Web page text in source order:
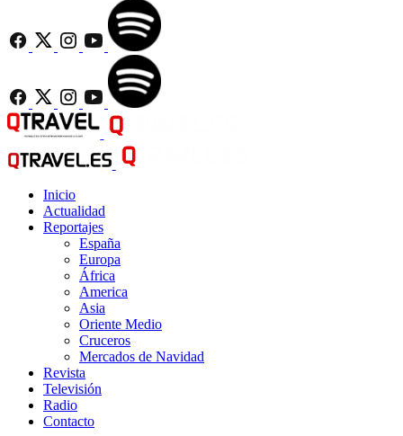
Inicio
Actualidad
Reportajes
España
Europa
África
America
Asia
Oriente Medio
Cruceros
Mercados de Navidad
Revista
Televisión
Radio
Contacto